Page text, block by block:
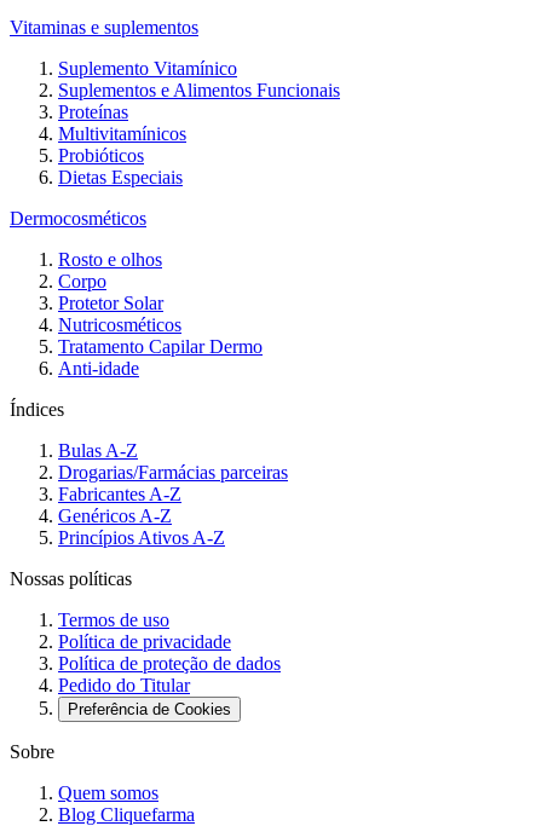
Vitaminas e suplementos
Suplemento Vitamínico
Suplementos e Alimentos Funcionais
Proteínas
Multivitamínicos
Probióticos
Dietas Especiais
Dermocosméticos
Rosto e olhos
Corpo
Protetor Solar
Nutricosméticos
Tratamento Capilar Dermo
Anti-idade
Índices
Bulas A-Z
Drogarias/Farmácias parceiras
Fabricantes A-Z
Genéricos A-Z
Princípios Ativos A-Z
Nossas políticas
Termos de uso
Política de privacidade
Política de proteção de dados
Pedido do Titular
Preferência de Cookies
Sobre
Quem somos
Blog Cliquefarma